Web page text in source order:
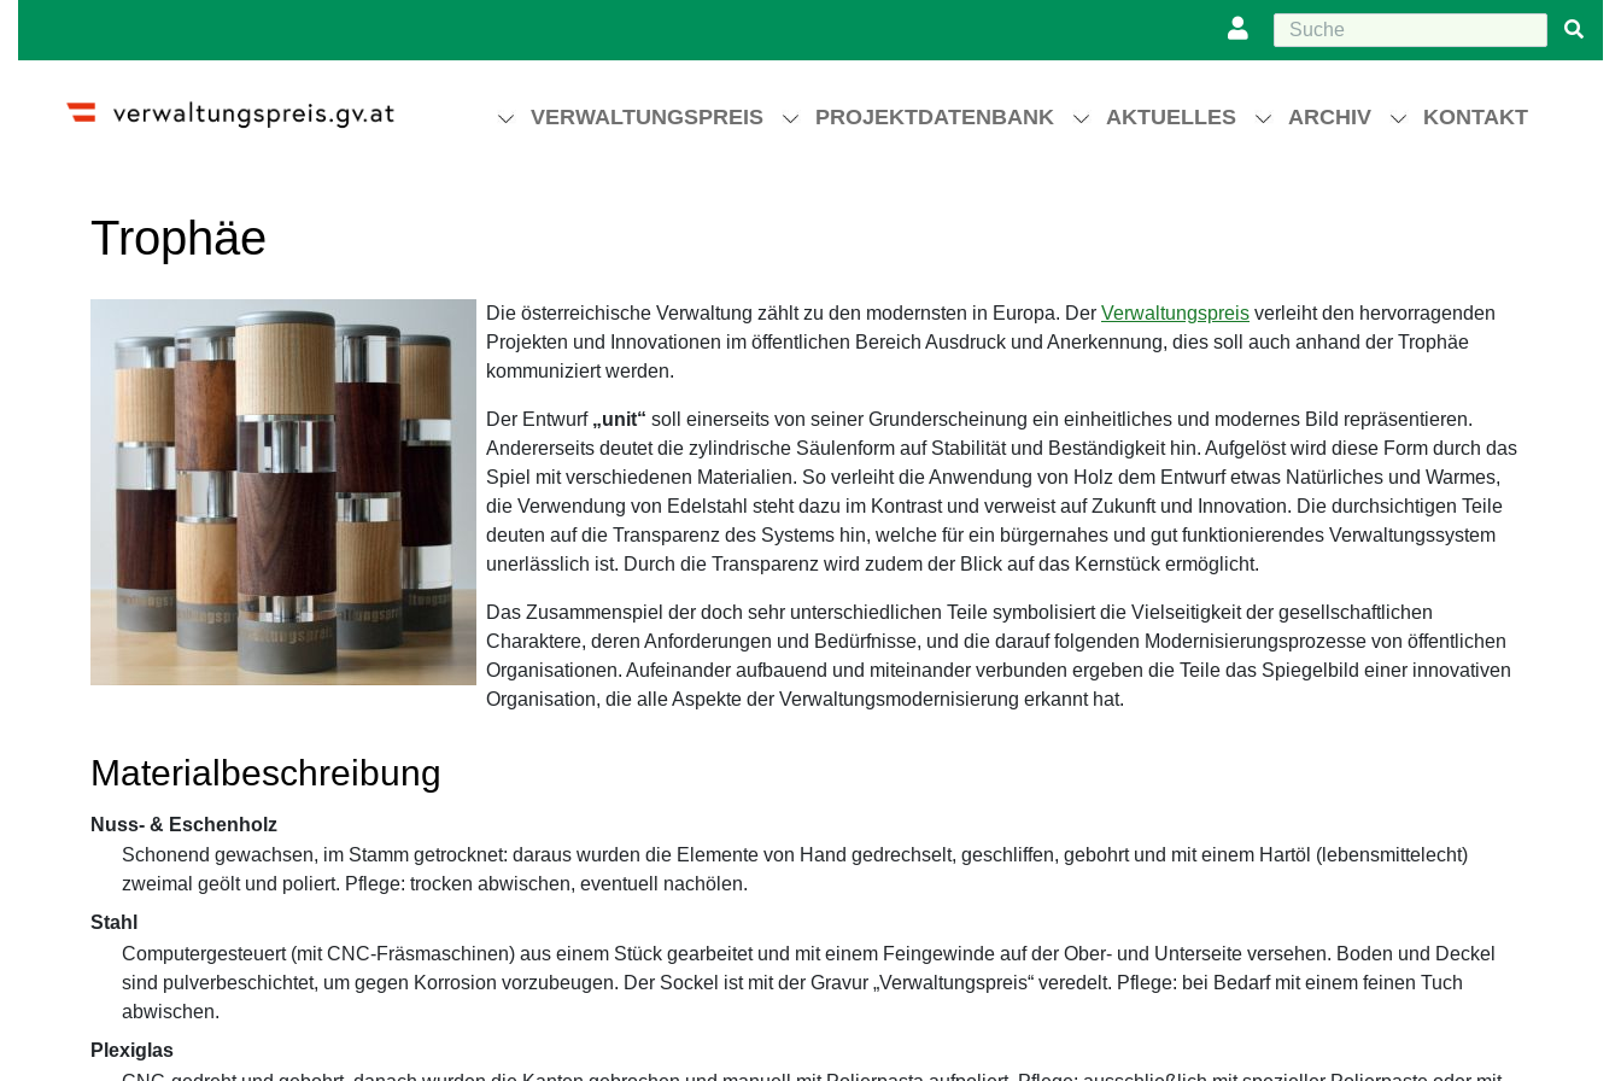
VERWALTUNGSPREIS PROJEKTDATENBANK AKTUELLES ARCHIV KONTAKT
Trophäe
Die österreichische Verwaltung zählt zu den modernsten in Europa. Der Verwaltungspreis verleiht den hervorragenden
Projekten und Innovationen im öffentlichen Bereich Ausdruck und Anerkennung, dies soll auch anhand der Trophäe
kommuniziert werden.
Der Entwurf „unit“ soll einerseits von seiner Grunderscheinung ein einheitliches und modernes Bild repräsentieren.
Andererseits deutet die zylindrische Säulenform auf Stabilität und Beständigkeit hin. Aufgelöst wird diese Form durch das
Spiel mit verschiedenen Materialien. So verleiht die Anwendung von Holz dem Entwurf etwas Natürliches und Warmes,
die Verwendung von Edelstahl steht dazu im Kontrast und verweist auf Zukunft und Innovation. Die durchsichtigen Teile
deuten auf die Transparenz des Systems hin, welche für ein bürgernahes und gut funktionierendes Verwaltungssystem
unerlässlich ist. Durch die Transparenz wird zudem der Blick auf das Kernstück ermöglicht.
Das Zusammenspiel der doch sehr unterschiedlichen Teile symbolisiert die Vielseitigkeit der gesellschaftlichen
Charaktere, deren Anforderungen und Bedürfnisse, und die darauf folgenden Modernisierungsprozesse von öffentlichen
Organisationen. Aufeinander aufbauend und miteinander verbunden ergeben die Teile das Spiegelbild einer innovativen
Organisation, die alle Aspekte der Verwaltungsmodernisierung erkannt hat.
Materialbeschreibung
Nuss- & Eschenholz
Schonend gewachsen, im Stamm getrocknet: daraus wurden die Elemente von Hand gedrechselt, geschliffen, gebohrt und mit einem Hartöl (lebensmittelecht)
zweimal geölt und poliert. Pflege: trocken abwischen, eventuell nachölen.
Stahl
Computergesteuert (mit CNC-Fräsmaschinen) aus einem Stück gearbeitet und mit einem Feingewinde auf der Ober- und Unterseite versehen. Boden und Deckel
sind pulverbeschichtet, um gegen Korrosion vorzubeugen. Der Sockel ist mit der Gravur „Verwaltungspreis“ veredelt. Pflege: bei Bedarf mit einem feinen Tuch
abwischen.
Plexiglas